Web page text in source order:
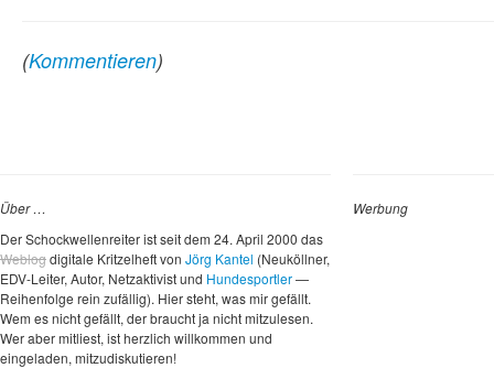
(Kommentieren)
Über …
Der Schockwellenreiter ist seit dem 24. April 2000 das
Weblogdigitale Kritzelheft von Jörg Kantel (Neuköllner,
EDV-Leiter, Autor, Netzaktivist und Hundesportler—
Reihenfolge rein zufällig). Hier steht, was mir gefällt.
Wem es nicht gefällt, der braucht ja nicht mitzulesen.
Wer aber mitliest, ist herzlich willkommen und
eingeladen, mitzudiskutieren!
Werbung